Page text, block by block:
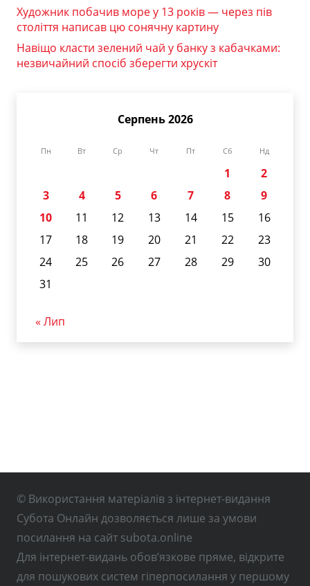
Художник побачив море у 13 років — через пів
століття написав цю сонячну картину
Навіщо класти зелений чай у банку з кабачками:
незвичайний спосіб зберегти хрускіт
Серпень 2026
Пн Вт Ср Чт Пт Сб Нд
1
2
3
4 5 6 7 8
9
10
11 12 13 14 15
16
17
18 19 20 21 22
23
24
25 26 27 28 29
30
31
« Лип
© Використання матеріалів з інтернет-видання
Субота Онлайн дозволяється лише за умови
посилання на сайт subota.online
Для інтернет-видань обов’язкове пряме, відкрите
для пошукових систем гіперпосилання у першому